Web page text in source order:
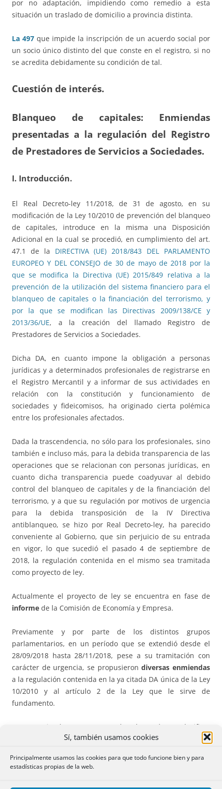
Sí, también usamos cookies
Principalmente usamos las cookies para que todo funcione bien y para
estadísticas propias de la web.
por no adaptación, impidiendo como remedio a esta
situación un traslado de domicilio a provincia distinta.
La 497 que impide la inscripción de un acuerdo social por
un socio único distinto del que conste en el registro, si no
se acredita debidamente su condición de tal.
Cuestión de interés.
Blanqueo de capitales: Enmiendas
presentadas a la regulación del Registro
de Prestadores de Servicios a Sociedades.
I. Introducción.
El Real Decreto-ley 11/2018, de 31 de agosto, en su
modificación de la Ley 10/2010 de prevención del blanqueo
de capitales, introduce en la misma una Disposición
Adicional en la cual se procedió, en cumplimiento del art.
47.1 de la DIRECTIVA (UE) 2018/843 DEL PARLAMENTO
EUROPEO Y DEL CONSEJO de 30 de mayo de 2018 por la
que se modifica la Directiva (UE) 2015/849 relativa a la
prevención de la utilización del sistema financiero para el
blanqueo de capitales o la financiación del terrorismo, y
por la que se modifican las Directivas 2009/138/CE y
2013/36/UE, a la creación del llamado Registro de
Prestadores de Servicios a Sociedades.
Dicha DA, en cuanto impone la obligación a personas
jurídicas y a determinados profesionales de registrarse en
el Registro Mercantil y a informar de sus actividades en
relación con la constitución y funcionamiento de
sociedades y fideicomisos, ha originado cierta polémica
entre los profesionales afectados.
Dada la trascendencia, no sólo para los profesionales, sino
también e incluso más, para la debida transparencia de las
operaciones que se relacionan con personas jurídicas, en
cuanto dicha transparencia puede coadyuvar al debido
control del blanqueo de capitales y de la financiación del
terrorismo, y a que su regulación por motivos de urgencia
para la debida transposición de la IV Directiva
antiblanqueo, se hizo por Real Decreto-ley, ha parecido
conveniente al Gobierno, que sin perjuicio de su entrada
en vigor, lo que sucedió el pasado 4 de septiembre de
2018, la regulación contenida en el mismo sea tramitada
como proyecto de ley.
Actualmente el proyecto de ley se encuentra en fase de
informe de la Comisión de Economía y Empresa.
Previamente y por parte de los distintos grupos
parlamentarios, en un período que se extendió desde el
28/09/2018 hasta 28/11/2018, pese a su tramitación con
carácter de urgencia, se propusierondiversas enmiendas
a la regulación contenida en la ya citada DA única de la Ley
10/2010 y al artículo 2 de la Ley que le sirve de
fundamento.
Estas enmiendas, por su naturaleza las podemos clasificar
Por una parte las enmiendas que pretenden un
el Gobierno, y por otra aquellas enmiendas que lo que